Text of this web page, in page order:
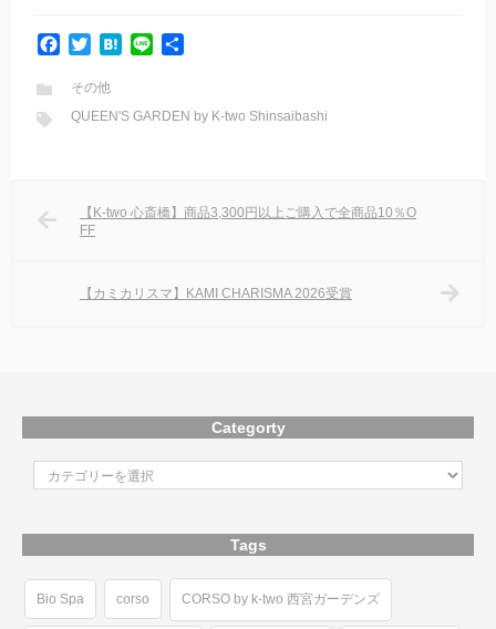
i
t
H
e
e
その他
QUEEN'S GARDEN by K-two Shinsaibashi
【K-two 心斎橋】商品3,300円以上ご購入で全商品10％O
FF
【カミカリスマ】KAMI CHARISMA 2026受賞
Categorty
Tags
Bio Spa corso CORSO by k-two 西宮ガーデンズ